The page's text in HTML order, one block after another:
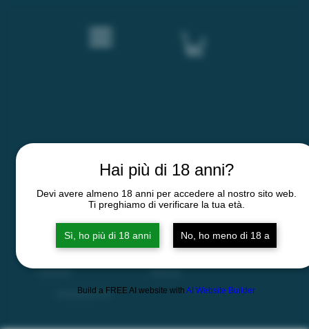
Hai più di 18 anni?
Devi avere almeno 18 anni per accedere al nostro sito web.
Ti preghiamo di verificare la tua età.
Sì, ho più di 18 anni No, ho meno di 18 a
Build a FREE AI website with AI Website Builder
Termini e condizioni Informativa sulla privacy
© 2026 by Sassaia, all rights reserved.